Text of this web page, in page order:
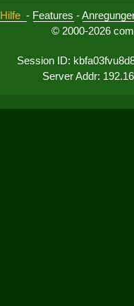
Hilfe - Features -
© 2000-2026
Session ID:
Server Addr: